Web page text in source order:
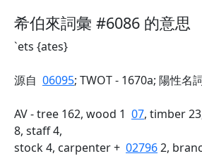
希伯來詞彙 #6086 的意思
`ets {ates}
源自 06095; TWOT - 1670a; 陽性名
AV - tree 162, wood 1 07, timber
8, staff 4,
stock 4, carpenter + 027962,